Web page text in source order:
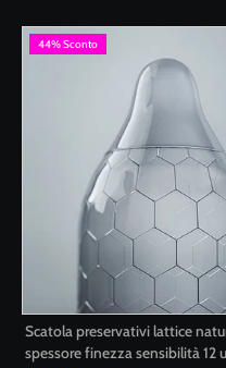
44% Sconto
Scatola preservativi lattice
spessore finezza sensibilità 12